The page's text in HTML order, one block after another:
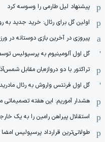
پیشنهاد لیل طارمی را وسوسه کرد
اولین گل برای رئال: خرید جدید به
پیروزی در آخرین بازی دوستانه در
گل اول آلومینیوم به پرسپولیس
تراکتور با دو دروازه‌بان مقابل
گل اول فرنتس واروش به رئال
هشدار آموریم: این هفته تصمیماتی
استقلال پیراهن رامین را به یک
طولانی‌ترین قرارداد پرسپولیس